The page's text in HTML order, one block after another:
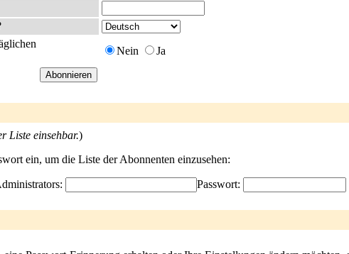
Nein Ja
Liste einsehbar.)
ein, um die Liste der Abonnenten einzusehen:
Passwort: